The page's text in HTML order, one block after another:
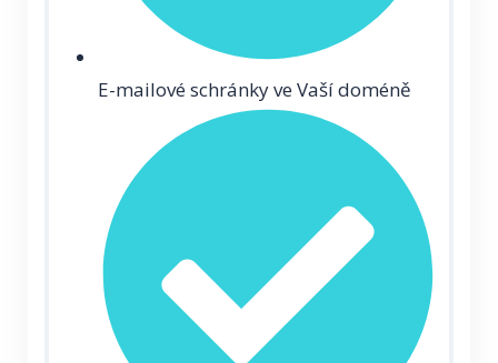
E-mailové schránky ve Vaší doméně